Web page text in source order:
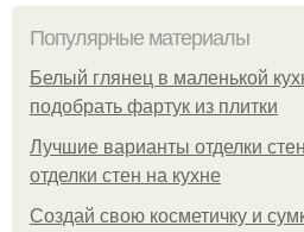
Популярные материалы
Белый глянец в маленькой
подобрать фартук из плитки
Лучшие варианты отделки
отделки стен на кухне
Создай свою косметичку и